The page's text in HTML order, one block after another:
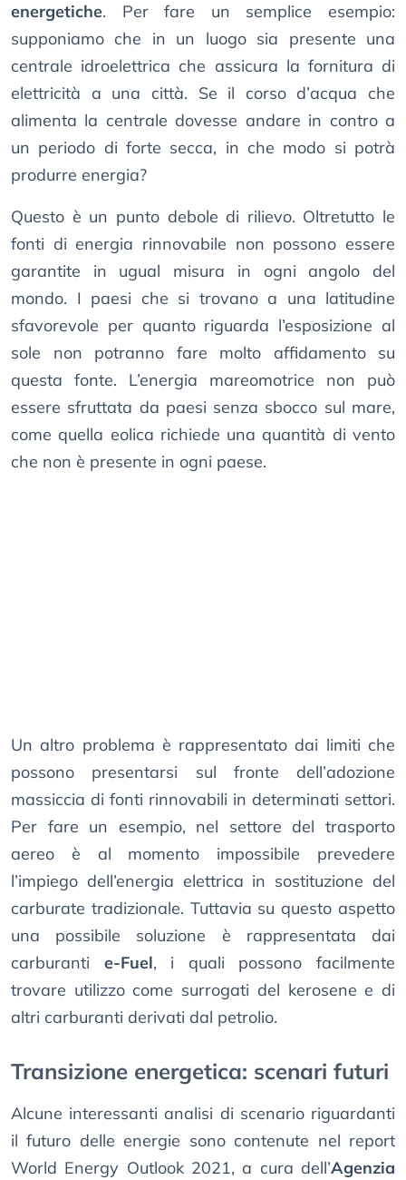
energetiche. Per fare un semplice esempio:
supponiamo che in un luogo sia presente una
centrale idroelettrica che assicura la fornitura di
elettricità a una città. Se il corso d’acqua che
alimenta la centrale dovesse andare in contro a
un periodo di forte secca, in che modo si potrà
produrre energia?
Questo è un punto debole di rilievo. Oltretutto le
fonti di energia rinnovabile non possono essere
garantite in ugual misura in ogni angolo del
mondo. I paesi che si trovano a una latitudine
sfavorevole per quanto riguarda l’esposizione al
sole non potranno fare molto affidamento su
questa fonte. L’energia mareomotrice non può
essere sfruttata da paesi senza sbocco sul mare,
come quella eolica richiede una quantità di vento
che non è presente in ogni paese.
Un altro problema è rappresentato dai limiti che
possono presentarsi sul fronte dell’adozione
massiccia di fonti rinnovabili in determinati settori.
Per fare un esempio, nel settore del trasporto
aereo è al momento impossibile prevedere
l’impiego dell’energia elettrica in sostituzione del
carburate tradizionale. Tuttavia su questo aspetto
una possibile soluzione è rappresentata dai
carburanti e-Fuel, i quali possono facilmente
trovare utilizzo come surrogati del kerosene e di
altri carburanti derivati dal petrolio.
Transizione energetica: scenari futuri
Alcune interessanti analisi di scenario riguardanti
il futuro delle energie sono contenute nel report
World Energy Outlook 2021, a cura dell’Agenzia